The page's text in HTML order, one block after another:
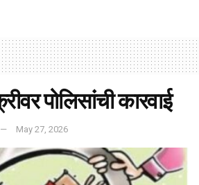
पोलिसांची कारवाई
May 27, 2026